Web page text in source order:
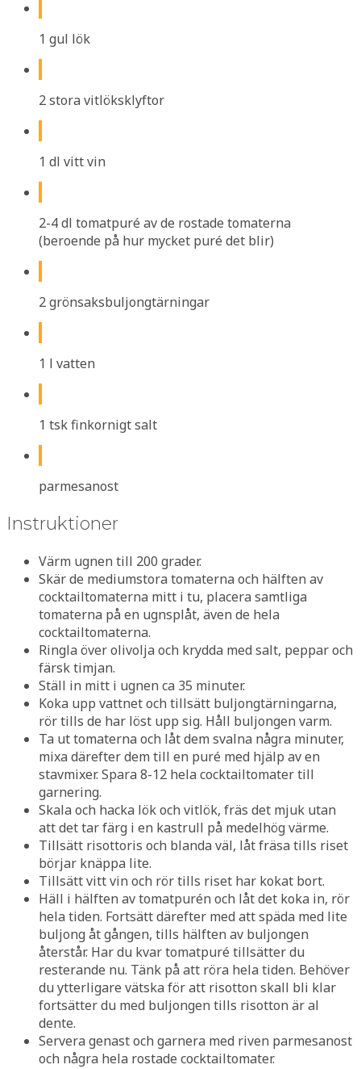
1 gul lök
2 stora vitlöksklyftor
1 dl vitt vin
2-4 dl tomatpuré av de rostade tomaterna
(beroende på hur mycket puré det blir)
2 grönsaksbuljongtärningar
1 l vatten
1 tsk finkornigt salt
parmesanost
Instruktioner
Värm ugnen till 200 grader.
Skär de mediumstora tomaterna och hälften av
cocktailtomaterna mitt i tu, placera samtliga
tomaterna på en ugnsplåt, även de hela
cocktailtomaterna.
Ringla över olivolja och krydda med salt, peppar och
färsk timjan.
Ställ in mitt i ugnen ca 35 minuter.
Koka upp vattnet och tillsätt buljongtärningarna,
rör tills de har löst upp sig. Håll buljongen varm.
Ta ut tomaterna och låt dem svalna några minuter,
mixa därefter dem till en puré med hjälp av en
stavmixer. Spara 8-12 hela cocktailtomater till
garnering.
Skala och hacka lök och vitlök, fräs det mjuk utan
att det tar färg i en kastrull på medelhög värme.
Tillsätt risottoris och blanda väl, låt fräsa tills riset
börjar knäppa lite.
Tillsätt vitt vin och rör tills riset har kokat bort.
Häll i hälften av tomatpurén och låt det koka in, rör
hela tiden. Fortsätt därefter med att späda med lite
buljong åt gången, tills hälften av buljongen
återstår. Har du kvar tomatpuré tillsätter du
resterande nu. Tänk på att röra hela tiden. Behöver
du ytterligare vätska för att risotton skall bli klar
fortsätter du med buljongen tills risotton är al
dente.
Servera genast och garnera med riven parmesanost
och några hela rostade cocktailtomater.